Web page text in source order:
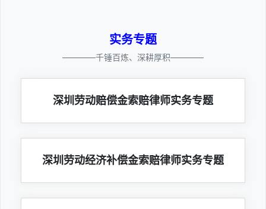
实务专题
————千锤百炼、深耕厚积————
深圳劳动赔偿金索赔律师实务专题
深圳劳动经济补偿金索赔律师实务专题